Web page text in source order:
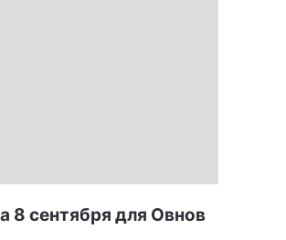
8 сентября для Овнов